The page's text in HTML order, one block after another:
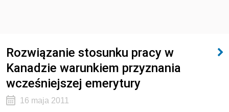
Rozwiązanie stosunku pracy w
Kanadzie warunkiem przyznania
wcześniejszej emerytury
16 maja 2011